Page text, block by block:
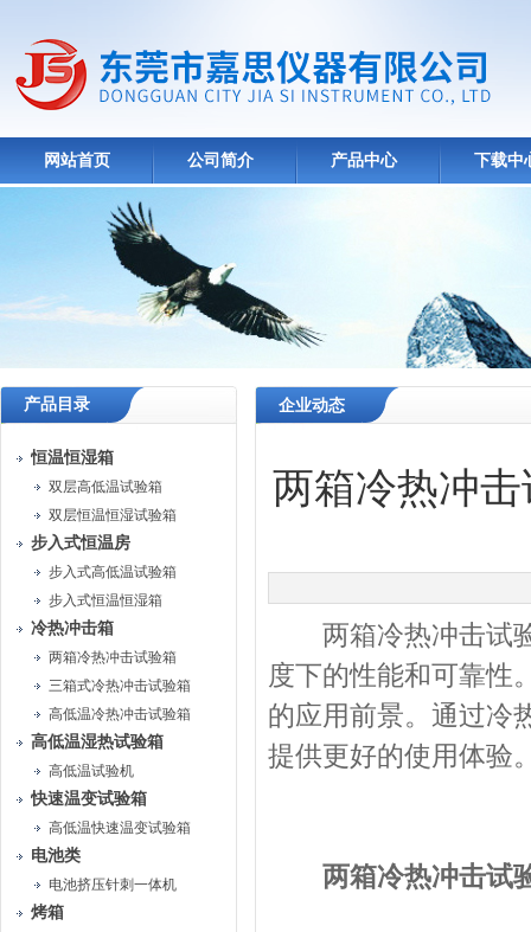
网站首页 公司简介 产品中心 下载中
产品目录
恒温恒湿箱
双层高低温试验箱
双层恒温恒湿试验箱
步入式恒温房
步入式高低温试验箱
步入式恒温恒湿箱
冷热冲击箱
两箱冷热冲击试验箱
三箱式冷热冲击试验箱
高低温冷热冲击试验箱
高低温湿热试验箱
高低温试验机
快速温变试验箱
高低温快速温变试验箱
电池类
电池挤压针刺一体机
烤箱
企业动态
两箱冷热冲
两箱冷热冲击试验
度下的性能和可靠性
的应用前景。通过冷
提供更好的使用体验
两箱冷热冲击试